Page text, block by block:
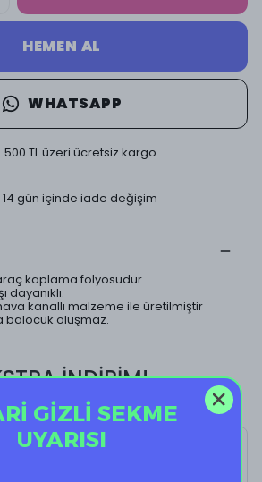
HEMEN AL
WHATSAPP
500 TL üzeri ücretsiz kargo
14 gün içinde iade değişim
kaplama folyosudur.
dayanıklı.
kanallı malzeme ile üretilmiştir
balocuk oluşmaz.
İNDİRİM!
GİZLİ SEKME
UYARISI